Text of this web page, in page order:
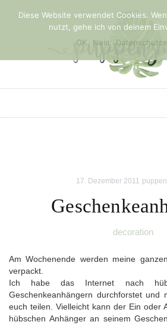
17. Dezember 2011
decoration
Am Wochenende werden meine
verpackt.
Ich habe das Internet nach
Geschenkeanhängern durchforstet und
euch teilen. Vielleicht kann der Ein oder
hübschen Anhänger an seinem
Diese Website verwendet Cookies.
nutzt, gehe ich von deinem
OK
Nein